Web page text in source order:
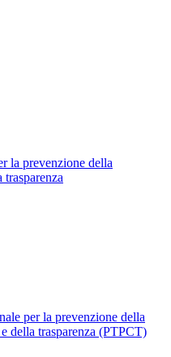
la prevenzione della
per la prevenzione della
della trasparenza (PTPCT)